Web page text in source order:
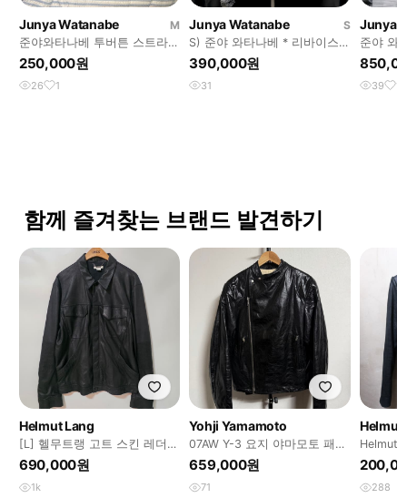
Junya Watanabe
M
준야와타나베 투버튼 스트라이
프 자켓
250,000원
26 1
Junya Watanabe
S
S) 준야 와타나베 * 리바이스
데님 트러커 자켓
390,000원
31
Junya
준야 와
이더 코
39 1
함께 즐겨찾는 브랜드 발견하기
Helmut Lang
[L] 헬무트랭 고트 스킨 레더
자켓
690,000원
1k
Yohji Yamamoto
07AW Y-3 요지 야마모토 패디
드 더블 라이더 자켓
659,000원
71
Helmut
Helmut
m
288